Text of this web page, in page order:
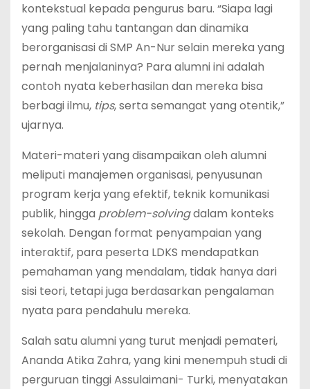
kontekstual kepada pengurus baru. “Siapa lagi
yang paling tahu tantangan dan dinamika
berorganisasi di SMP An-Nur selain mereka yang
pernah menjalaninya? Para alumni ini adalah
contoh nyata keberhasilan dan mereka bisa
berbagi ilmu, tips, serta semangat yang otentik,”
ujarnya.
Materi-materi yang disampaikan oleh alumni
meliputi manajemen organisasi, penyusunan
program kerja yang efektif, teknik komunikasi
publik, hingga problem-solvingdalam konteks
sekolah. Dengan format penyampaian yang
interaktif, para peserta LDKS mendapatkan
pemahaman yang mendalam, tidak hanya dari
sisi teori, tetapi juga berdasarkan pengalaman
nyata para pendahulu mereka.
Salah satu alumni yang turut menjadi pemateri,
Ananda Atika Zahra, yang kini menempuh studi di
perguruan tinggi Assulaimani- Turki, menyatakan